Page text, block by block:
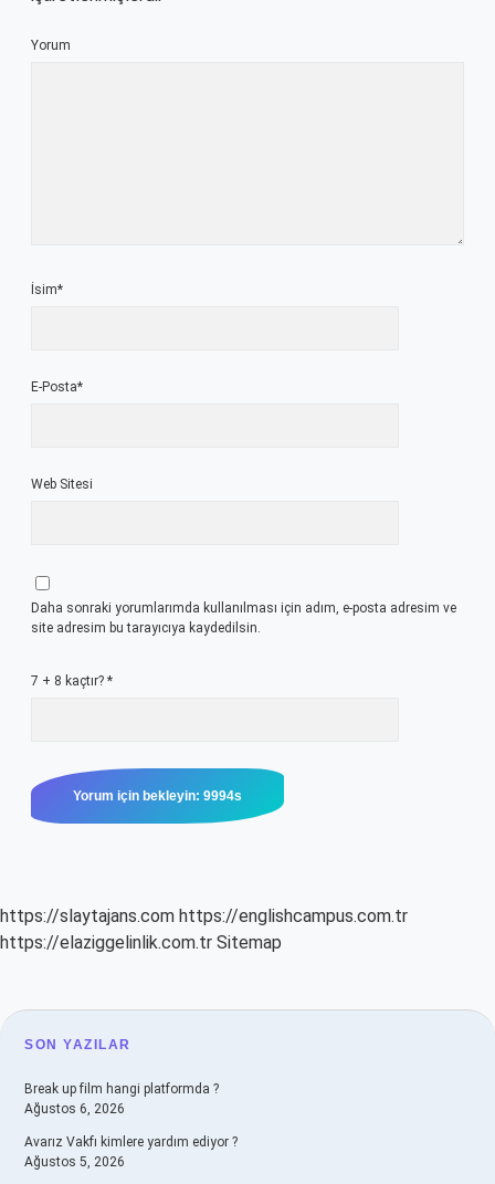
Yorum
İsim*
E-Posta*
Web Sitesi
Daha sonraki yorumlarımda kullanılması için adım, e-posta adresim ve
site adresim bu tarayıcıya kaydedilsin.
7 + 8 kaçtır? *
https://slaytajans.com https://englishcampus.com.tr
https://elaziggelinlik.com.tr Sitemap
SIDEBAR
SON YAZILAR
Break up film hangi platformda ?
Ağustos 6, 2026
Avarız Vakfı kimlere yardım ediyor ?
Ağustos 5, 2026